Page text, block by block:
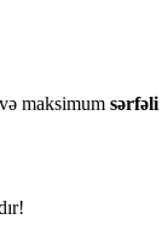
və maksimum sərfəli